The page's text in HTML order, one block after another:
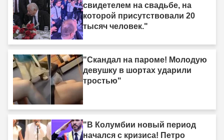
свидетелем на свадьбе, на
которой присутствовали 20
тысяч человек."
"Скандал на пароме! Молодую
девушку в шортах ударили
тростью"
"В Колумбии новый период
начался с кризиса! Петро